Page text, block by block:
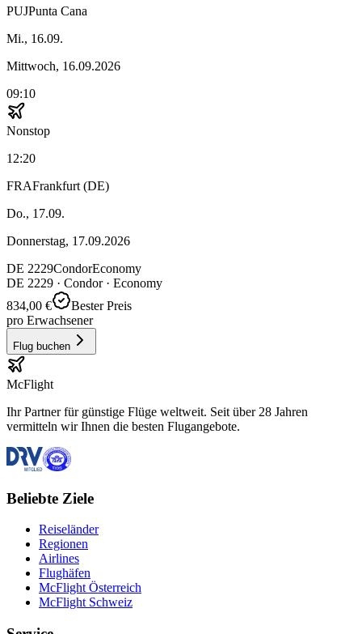
PUJPunta Cana
Mi., 16.09.
Mittwoch, 16.09.2026
09:10
Nonstop
12:20
FRAFrankfurt (DE)
Do., 17.09.
Donnerstag, 17.09.2026
DE 2229CondorEconomy
DE 2229 · Condor· Economy
834,00 €
Bester Preis
pro Erwachsener
Flug buchen
McFlight
Ihr Partner für günstige Flüge weltweit. Seit über 28 Jahren
vermitteln wir Ihnen die besten Flugangebote.
Beliebte Ziele
Reiseländer
Regionen
Airlines
Flughäfen
McFlight Österreich
McFlight Schweiz